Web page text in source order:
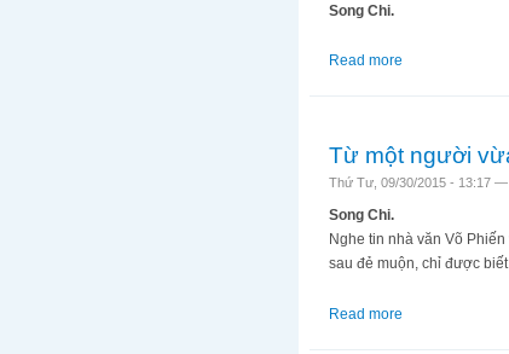
Song Chi.
Read more
Từ một người
Thứ Tư, 09/30/2015 - 13:17 —
Song Chi.
Nghe tin nhà văn Võ
sau đẻ muộn, chỉ được
Read more